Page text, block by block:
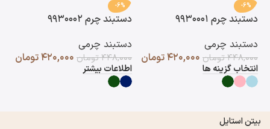
-6%
دستبند چرم ۹۹۳۰۰۰۱
دستبند چرمی
۴۴۸,۰۰۰تومان ۴۲۰,۰۰۰تومان
انتخاب گزینه ها
-6%
دستبند چرم ۹۹۳۰۰۰۲
دستبند چرمی
۴۴۸,۰۰۰تومان ۴۲۰,۰۰۰تومان
اطلاعات بیشتر
بیتن استایل